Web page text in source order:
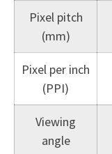
Pixel pitch
(mm)
Pixel per inch
(PPI)
Viewing
angle